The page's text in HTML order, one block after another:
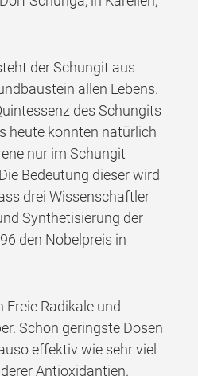
der Schungit aus
allen Lebens.
des Schungits
heute konnten natürlich
nur im Schungit
Bedeutung dieser wird
drei Wissenschaftler
Synthetisierung der
den Nobelpreis in
Freie Radikale und
Schon geringste Dosen
effektiv wie sehr viel
Antioxidantien.